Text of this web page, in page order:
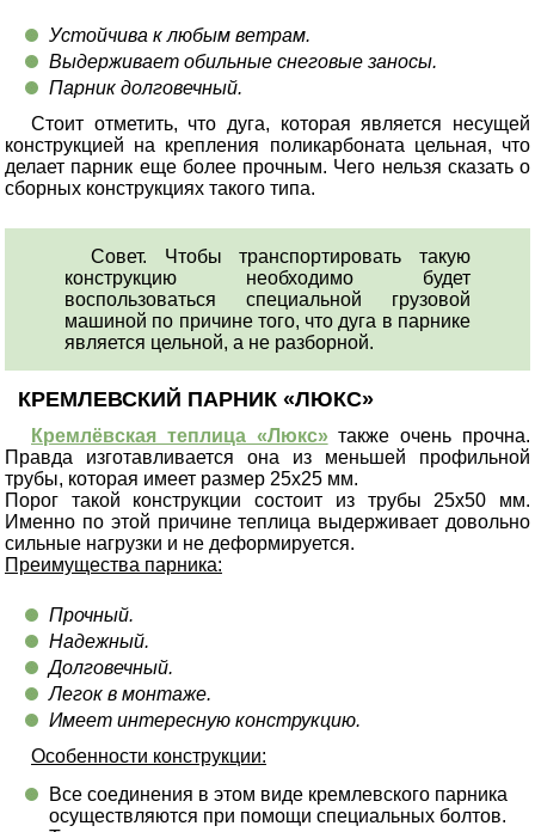
Устойчива к любым ветрам.
Выдерживает обильные снеговые заносы.
Парник долговечный.
Стоит отметить, что дуга, которая является несущей
конструкцией на крепления поликарбоната цельная, что
делает парник еще более прочным. Чего нельзя сказать о
сборных конструкциях такого типа.
Совет. Чтобы транспортировать такую
конструкцию необходимо будет
воспользоваться специальной грузовой
машиной по причине того, что дуга в парнике
является цельной, а не разборной.
КРЕМЛЕВСКИЙ ПАРНИК «ЛЮКС»
Кремлёвская теплица «Люкс» также очень прочна.
Правда изготавливается она из меньшей профильной
трубы, которая имеет размер 25х25 мм.
Порог такой конструкции состоит из трубы 25х50 мм.
Именно по этой причине теплица выдерживает довольно
сильные нагрузки и не деформируется.
Преимущества парника:
Прочный.
Надежный.
Долговечный.
Легок в монтаже.
Имеет интересную конструкцию.
Особенности конструкции:
Все соединения в этом виде кремлевского парника
осуществляются при помощи специальных болтов.